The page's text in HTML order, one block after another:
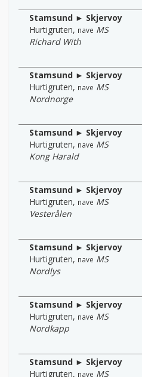
Stamsund ► Skjervoy
Hurtigruten, nave MS
Richard With
Stamsund ► Skjervoy
Hurtigruten, nave MS
Nordnorge
Stamsund ► Skjervoy
Hurtigruten, nave MS
Kong Harald
Stamsund ► Skjervoy
Hurtigruten, nave MS
Vesterålen
Stamsund ► Skjervoy
Hurtigruten, nave MS
Nordlys
Stamsund ► Skjervoy
Hurtigruten, nave MS
Nordkapp
Stamsund ► Skjervoy
Hurtigruten, nave MS